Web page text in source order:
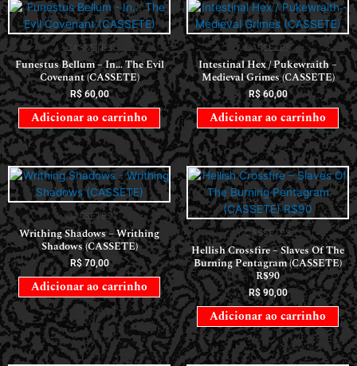
CASSETES
Funestus Bellum – In… The Evil
Covenant (CASSETE)
R$60,00
Adicionar ao carrinho
CASSETES
Intestinal Hex / Pukewraith –
Medieval Grimes (CASSETE)
R$60,00
Adicionar ao carrinho
CASSETES
Writhing Shadows – Writhing
Shadows (CASSETE)
R$70,00
Adicionar ao carrinho
CASSETES
Hellish Crossfire – Slaves Of The
Burning Pentagram (CASSETE)
R$90
R$90,00
Adicionar ao carrinho